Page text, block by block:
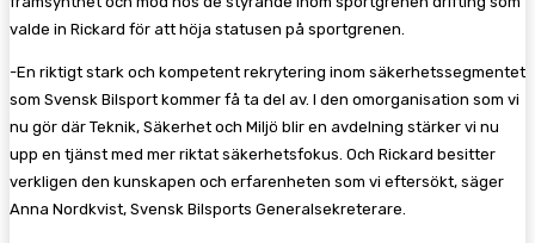
valde in Rickard för att höja statusen på sportgrenen.
-En riktigt stark och kompetent rekrytering inom säkerhetssegmentet
som Svensk Bilsport kommer få ta del av. I den omorganisation som vi
nu gör där Teknik, Säkerhet och Miljö blir en avdelning stärker vi nu
upp en tjänst med mer riktat säkerhetsfokus. Och Rickard besitter
verkligen den kunskapen och erfarenheten som vi eftersökt, säger
Anna Nordkvist, Svensk Bilsports Generalsekreterare.